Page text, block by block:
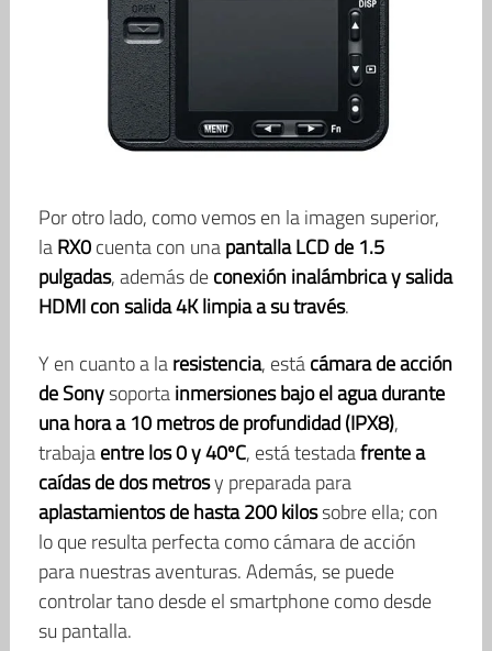
Por otro lado, como vemos en la imagen superior,
laRX0cuenta con unapantalla LCD de 1.5
pulgadas, además deconexión inalámbrica y salida
HDMI con salida 4K limpia a su través.
Y en cuanto a laresistencia, estácámara de acción
de Sonysoportainmersiones bajo el agua durante
una hora a 10 metros de profundidad (IPX8),
trabajaentre los 0 y 40ºC, está testadafrente a
caídas de dos metrosy preparada para
aplastamientos de hasta 200 kilossobre ella; con
lo que resulta perfecta como cámara de acción
para nuestras aventuras. Además, se puede
controlar tano desde el smartphone como desde
su pantalla.